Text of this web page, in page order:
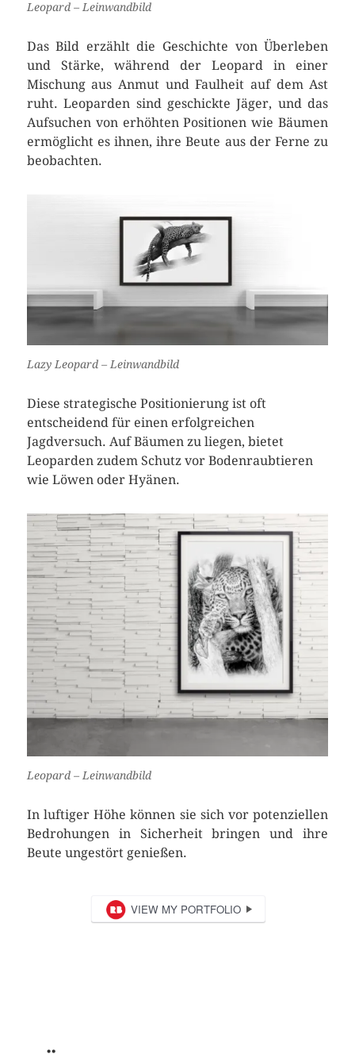
Leopard – Leinwandbild
Das Bild erzählt die Geschichte von Überleben
und Stärke, während der Leopard in einer
Mischung aus Anmut und Faulheit auf dem Ast
ruht. Leoparden sind geschickte Jäger, und das
Aufsuchen von erhöhten Positionen wie Bäumen
ermöglicht es ihnen, ihre Beute aus der Ferne zu
beobachten.
Lazy Leopard – Leinwandbild
Diese strategische Positionierung ist oft
entscheidend für einen erfolgreichen
Jagdversuch. Auf Bäumen zu liegen, bietet
Leoparden zudem Schutz vor Bodenraubtieren
wie Löwen oder Hyänen.
Leopard – Leinwandbild
In luftiger Höhe können sie sich vor potenziellen
Bedrohungen in Sicherheit bringen und ihre
Beute ungestört genießen.